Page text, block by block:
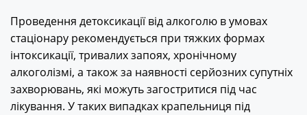
Проведення детоксикації від алкоголю в умовах
стаціонару рекомендується при тяжких формах
інтоксикації, тривалих запоях, хронічному
алкоголізмі, а також за наявності серйозних супутніх
захворювань, які можуть загостритися під час
лікування. У таких випадках крапельниця під